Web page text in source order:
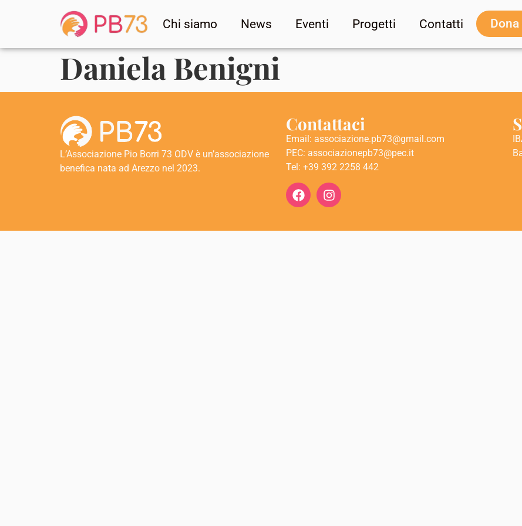
Chi siamo News Eventi Progetti Contatti Dona
Daniela Benigni
L’Associazione Pio Borri 73 ODV è un’associazione
benefica nata ad Arezzo nel 2023.
Contattaci
Email: associazione.pb73@gmail.com
PEC: associazionepb73@pec.it
Tel: +39 392 2258 442